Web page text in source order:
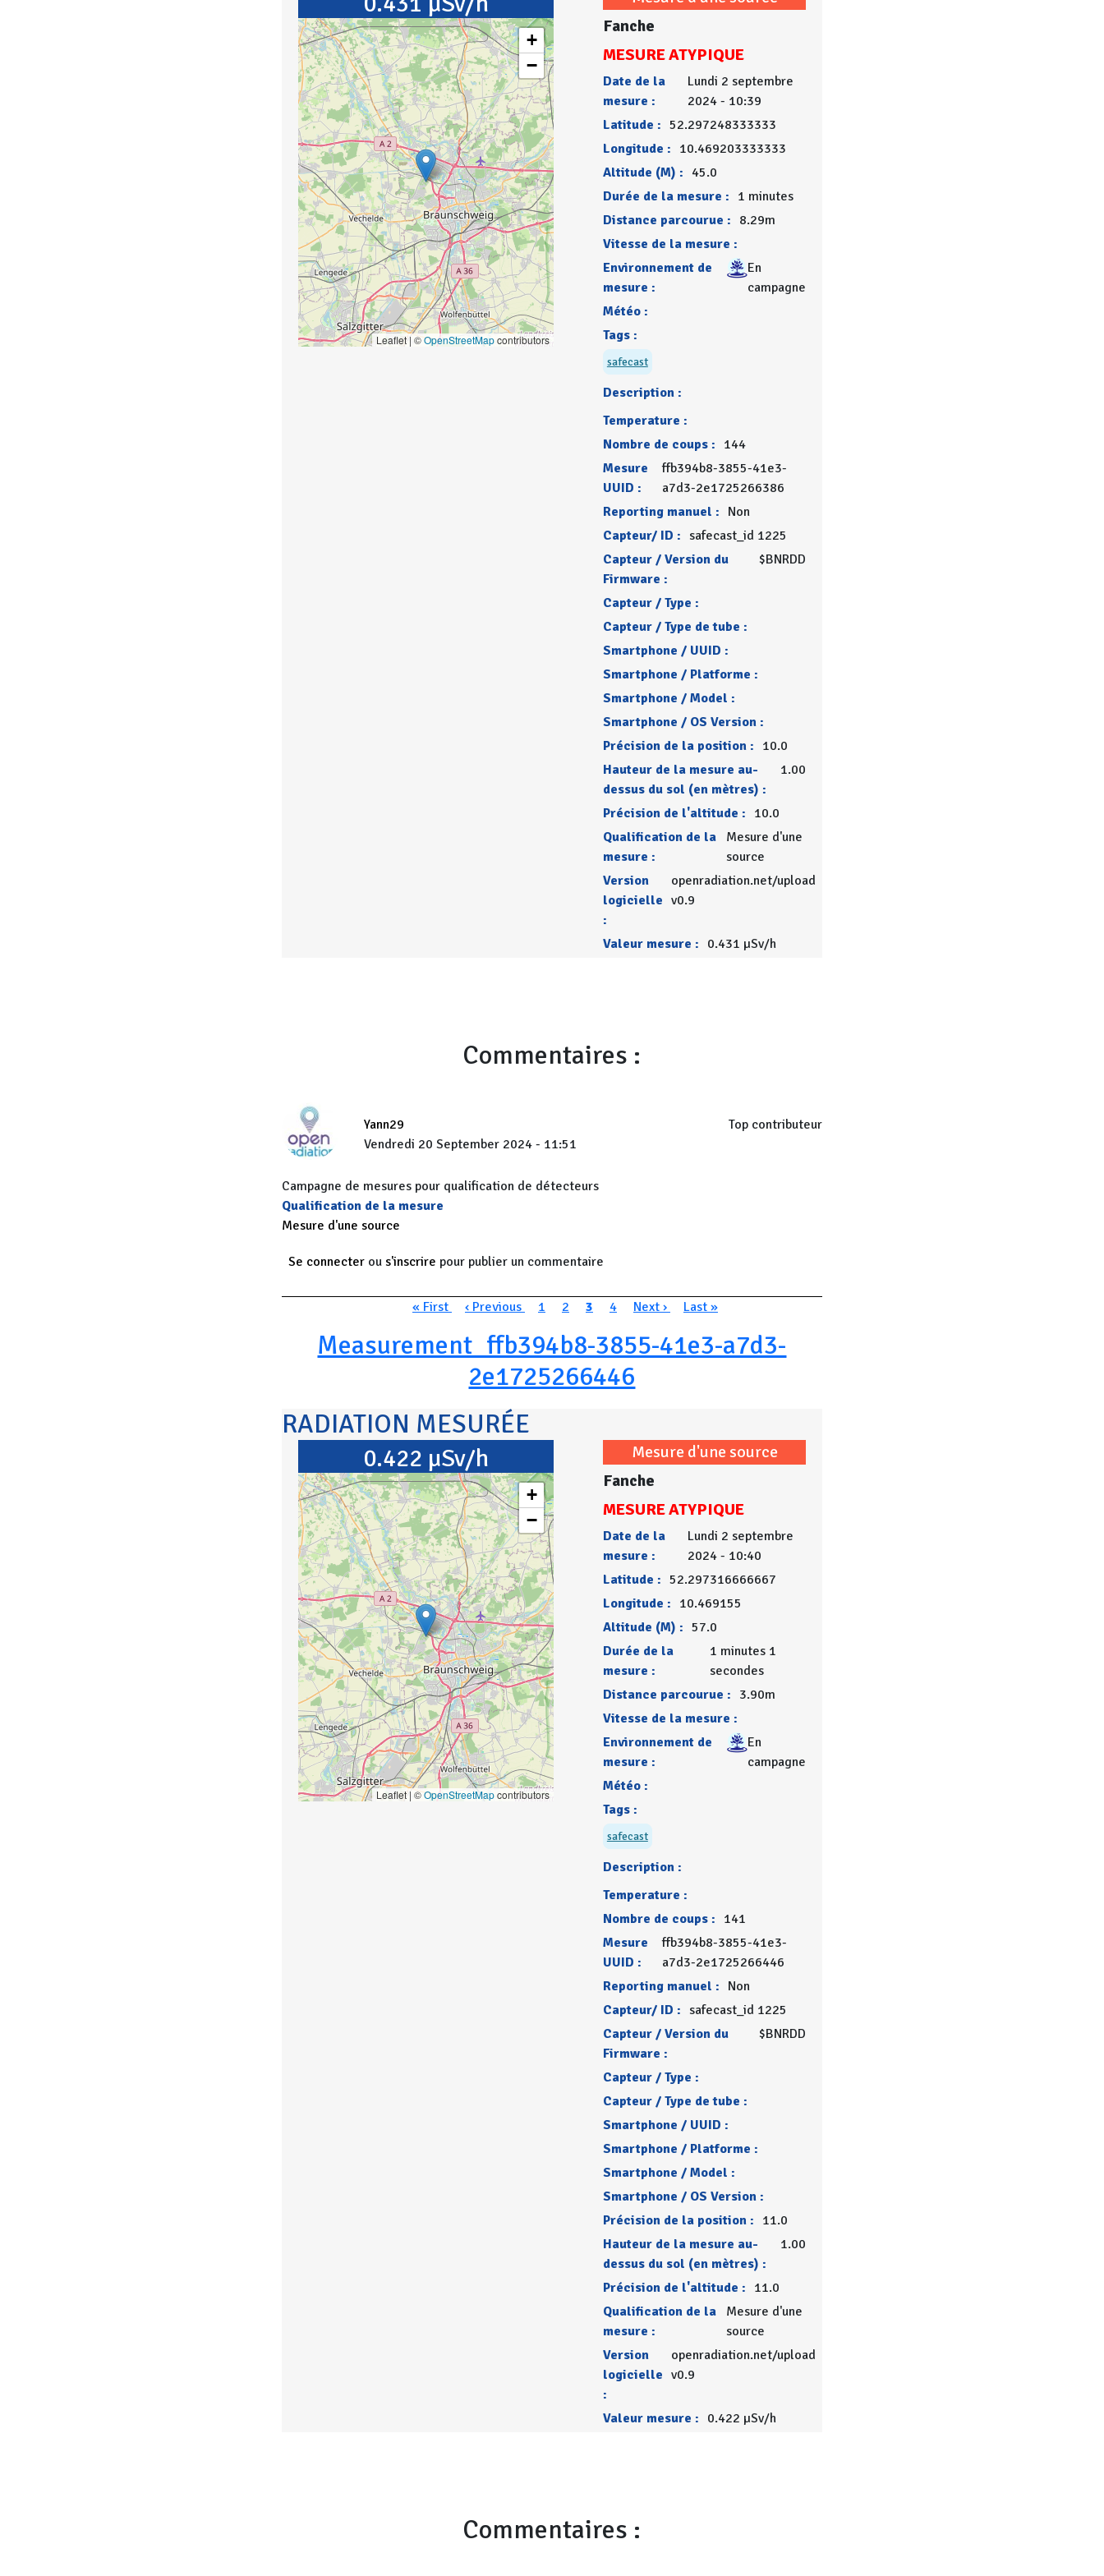
+
−
Leaflet | ©OpenStreetMapcontributors
Fanche
MESURE ATYPIQUE
Date de la
mesure :
Lundi 2 septembre
2024 - 10:39
Latitude : 52.297248333333
Longitude : 10.469203333333
Altitude (M) : 45.0
Durée de la mesure : 1 minutes
Distance parcourue : 8.29m
Vitesse de la mesure :
Environnement de
mesure :
En
campagne
Météo :
Tags :
safecast
Description :
Temperature :
Nombre de coups : 144
Mesure
UUID :
ffb394b8-3855-41e3-
a7d3-2e1725266386
Reporting manuel : Non
Capteur/ ID : safecast_id 1225
Capteur / Version du
Firmware :
$BNRDD
Capteur / Type :
Capteur / Type de tube :
Smartphone / UUID :
Smartphone / Platforme :
Smartphone / Model :
Smartphone / OS Version :
Précision de la position : 10.0
Hauteur de la mesure au-
dessus du sol (en mètres) :
1.00
Précision de l'altitude : 10.0
Qualification de la
mesure :
Mesure d'une
source
Version
logicielle
:
openradiation.net/upload
v0.9
Valeur mesure : 0.431 µSv/h
Commentaires :
Yann29
Top contributeur
Vendredi 20 September 2024 - 11:51
Campagne de mesures pour qualification de détecteurs
Qualification de la mesure
Mesure d'une source
Se connecterou s'inscrire pour publier un commentaire
Première page
« First Page précédente
‹ Previous Page
1 Page
2 Page courante
3 Page
4 Page suivante
Next › Dernière page
Last »
Measurement_ffb394b8-3855-41e3-a7d3-
2e1725266446
RADIATION MESURÉE
0.422 µSv/h
+
−
Leaflet | ©OpenStreetMapcontributors
Mesure d'une source
Fanche
MESURE ATYPIQUE
Date de la
mesure :
Lundi 2 septembre
2024 - 10:40
Latitude : 52.297316666667
Longitude : 10.469155
Altitude (M) : 57.0
Durée de la
mesure :
1 minutes 1
secondes
Distance parcourue : 3.90m
Vitesse de la mesure :
Environnement de
mesure :
En
campagne
Météo :
Tags :
safecast
Description :
Temperature :
Nombre de coups : 141
Mesure
UUID :
ffb394b8-3855-41e3-
a7d3-2e1725266446
Reporting manuel : Non
Capteur/ ID : safecast_id 1225
Capteur / Version du
Firmware :
$BNRDD
Capteur / Type :
Capteur / Type de tube :
Smartphone / UUID :
Smartphone / Platforme :
Smartphone / Model :
Smartphone / OS Version :
Précision de la position : 11.0
Hauteur de la mesure au-
dessus du sol (en mètres) :
1.00
Précision de l'altitude : 11.0
Qualification de la
mesure :
Mesure d'une
source
Version
logicielle
:
openradiation.net/upload
v0.9
Valeur mesure : 0.422 µSv/h
Commentaires :